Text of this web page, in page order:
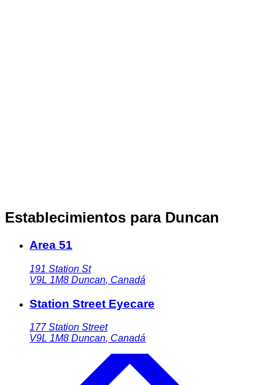
Establecimientos para Duncan
Area 51
191 Station St
V9L 1M8 Duncan, Canadá
Station Street Eyecare
177 Station Street
V9L 1M8 Duncan, Canadá